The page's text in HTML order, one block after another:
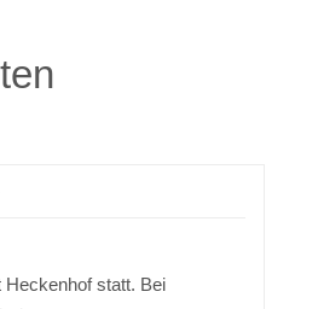
statt. Bei